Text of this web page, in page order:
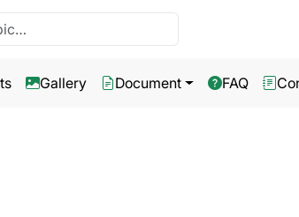
Gallery Document FAQ